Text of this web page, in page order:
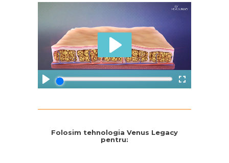
Folosim tehnologia Venus Legacy
pentru: